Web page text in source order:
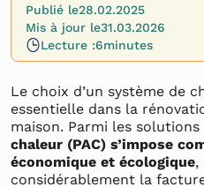
Publié le28.02.2025
Mis à jour le31.03.2026
Lecture :6minutes
Le choix d’un système de
essentielle dans la
maison. Parmi les
chaleur (PAC) s’impose
économique et écologique,
considérablement la